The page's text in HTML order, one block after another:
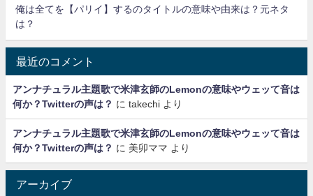
俺は全てを【パリイ】するのタイトルの意味や由来は？元ネタ
は？
最近のコメント
アンナチュラル主題歌で米津玄師のLemonの意味やウェッて音は
何か？Twitterの声は？ に takechi より
アンナチュラル主題歌で米津玄師のLemonの意味やウェッて音は
何か？Twitterの声は？ に 美卯ママ より
アーカイブ